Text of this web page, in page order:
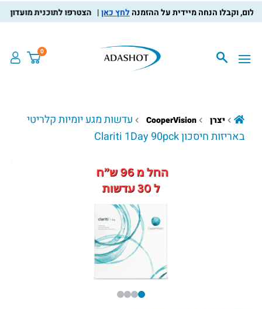
לחץ כאן הצטרפו לתוכנית מועדון
0
יצרן CooperVision
עדשות מגע יומיות קלריטי
באריזות חיסכון Clariti 1Day 90pck